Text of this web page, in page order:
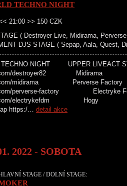
TECHNO NIGHT
21:00 >> 150 CZK
( Destroyer Live, Midirama,
DJS STAGE ( Sepap, Aala, Quest,
TECHNO NIGHT UPPER LIVEACT
destroyer82 Midirama
midirama Perverse Factory
perverse-factory Electryke
electrykefdm
https:/… detail akce
2022 - SOBOTA
STAGE / DOLNÍ STAGE: